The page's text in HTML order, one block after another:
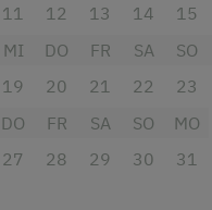
(Kingsize)
11
12
13
14
15
MI
19
DO
20
FR
21
SA
22
SO
23
DO
27
FR
28
SA
29
SO
30
MO
31